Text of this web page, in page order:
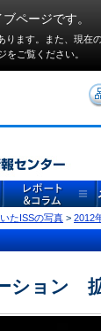
ページです。
ます。また、現在
をご覧ください。
たISSの写真 > 2012
ション